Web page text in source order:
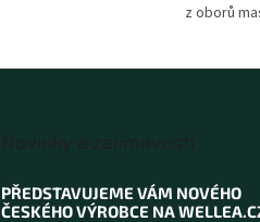
z oborů
PŘEDSTAVUJEME VÁM NOVÉHO
ČESKÉHO VÝROBCE NA